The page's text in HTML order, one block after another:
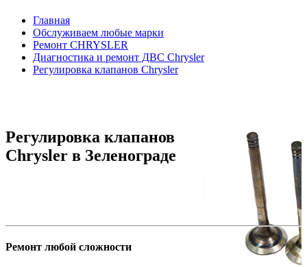
Главная
Обслуживаем любые марки
Ремонт CHRYSLER
Диагностика и ремонт ДВС Chrysler
Регулировка клапанов Chrysler
Регулировка клапанов
Chrysler в Зеленограде
Ремонт любой сложности